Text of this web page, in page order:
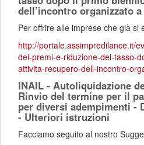
dell’incontro organizzato
Per offrire alle imprese che già si
http://portale.assimpredilance.it/
dei-premi-e-riduzione-del-tasso-
attivita-recupero-dell-incontro-
INAIL - Autoliquidazione
Rinvio del termine per il
per diversi adempimenti -
- Ulteriori istruzioni
Facciamo seguito al nostro